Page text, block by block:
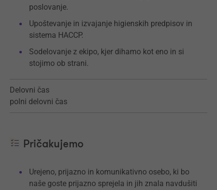
poslovanje.
Upoštevanje in izvajanje higienskih predpisov in
sistema HACCP.
Sodelovanje z ekipo, kjer dihamo kot eno in si
stojimo ob strani.
Delovni čas
polni delovni čas
Pričakujemo
Urejeno, prijazno in komunikativno osebo, ki bo
naše goste prijazno sprejela in jih znala navdušiti